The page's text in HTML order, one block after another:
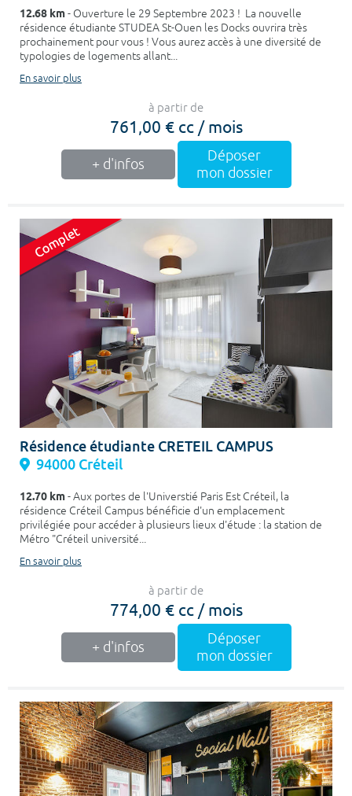
12.68 km- Ouverture le 29 Septembre 2023 ! La nouvelle
résidence étudiante STUDEA St-Ouen les Docks ouvrira très
prochainement pour vous ! Vous aurez accès à une diversité de
typologies de logements allant...
En savoir plus
à partir de
761,00 € cc / mois
+ d'infos
Déposer
mon dossier
Résidence étudiante CRETEIL CAMPUS
94000 Créteil
12.70 km- Aux portes de l'Universtié Paris Est Créteil, la
résidence Créteil Campus bénéficie d'un emplacement
privilégiée pour accéder à plusieurs lieux d'étude : la station de
Métro "Créteil université...
En savoir plus
à partir de
774,00 € cc / mois
+ d'infos
Déposer
mon dossier